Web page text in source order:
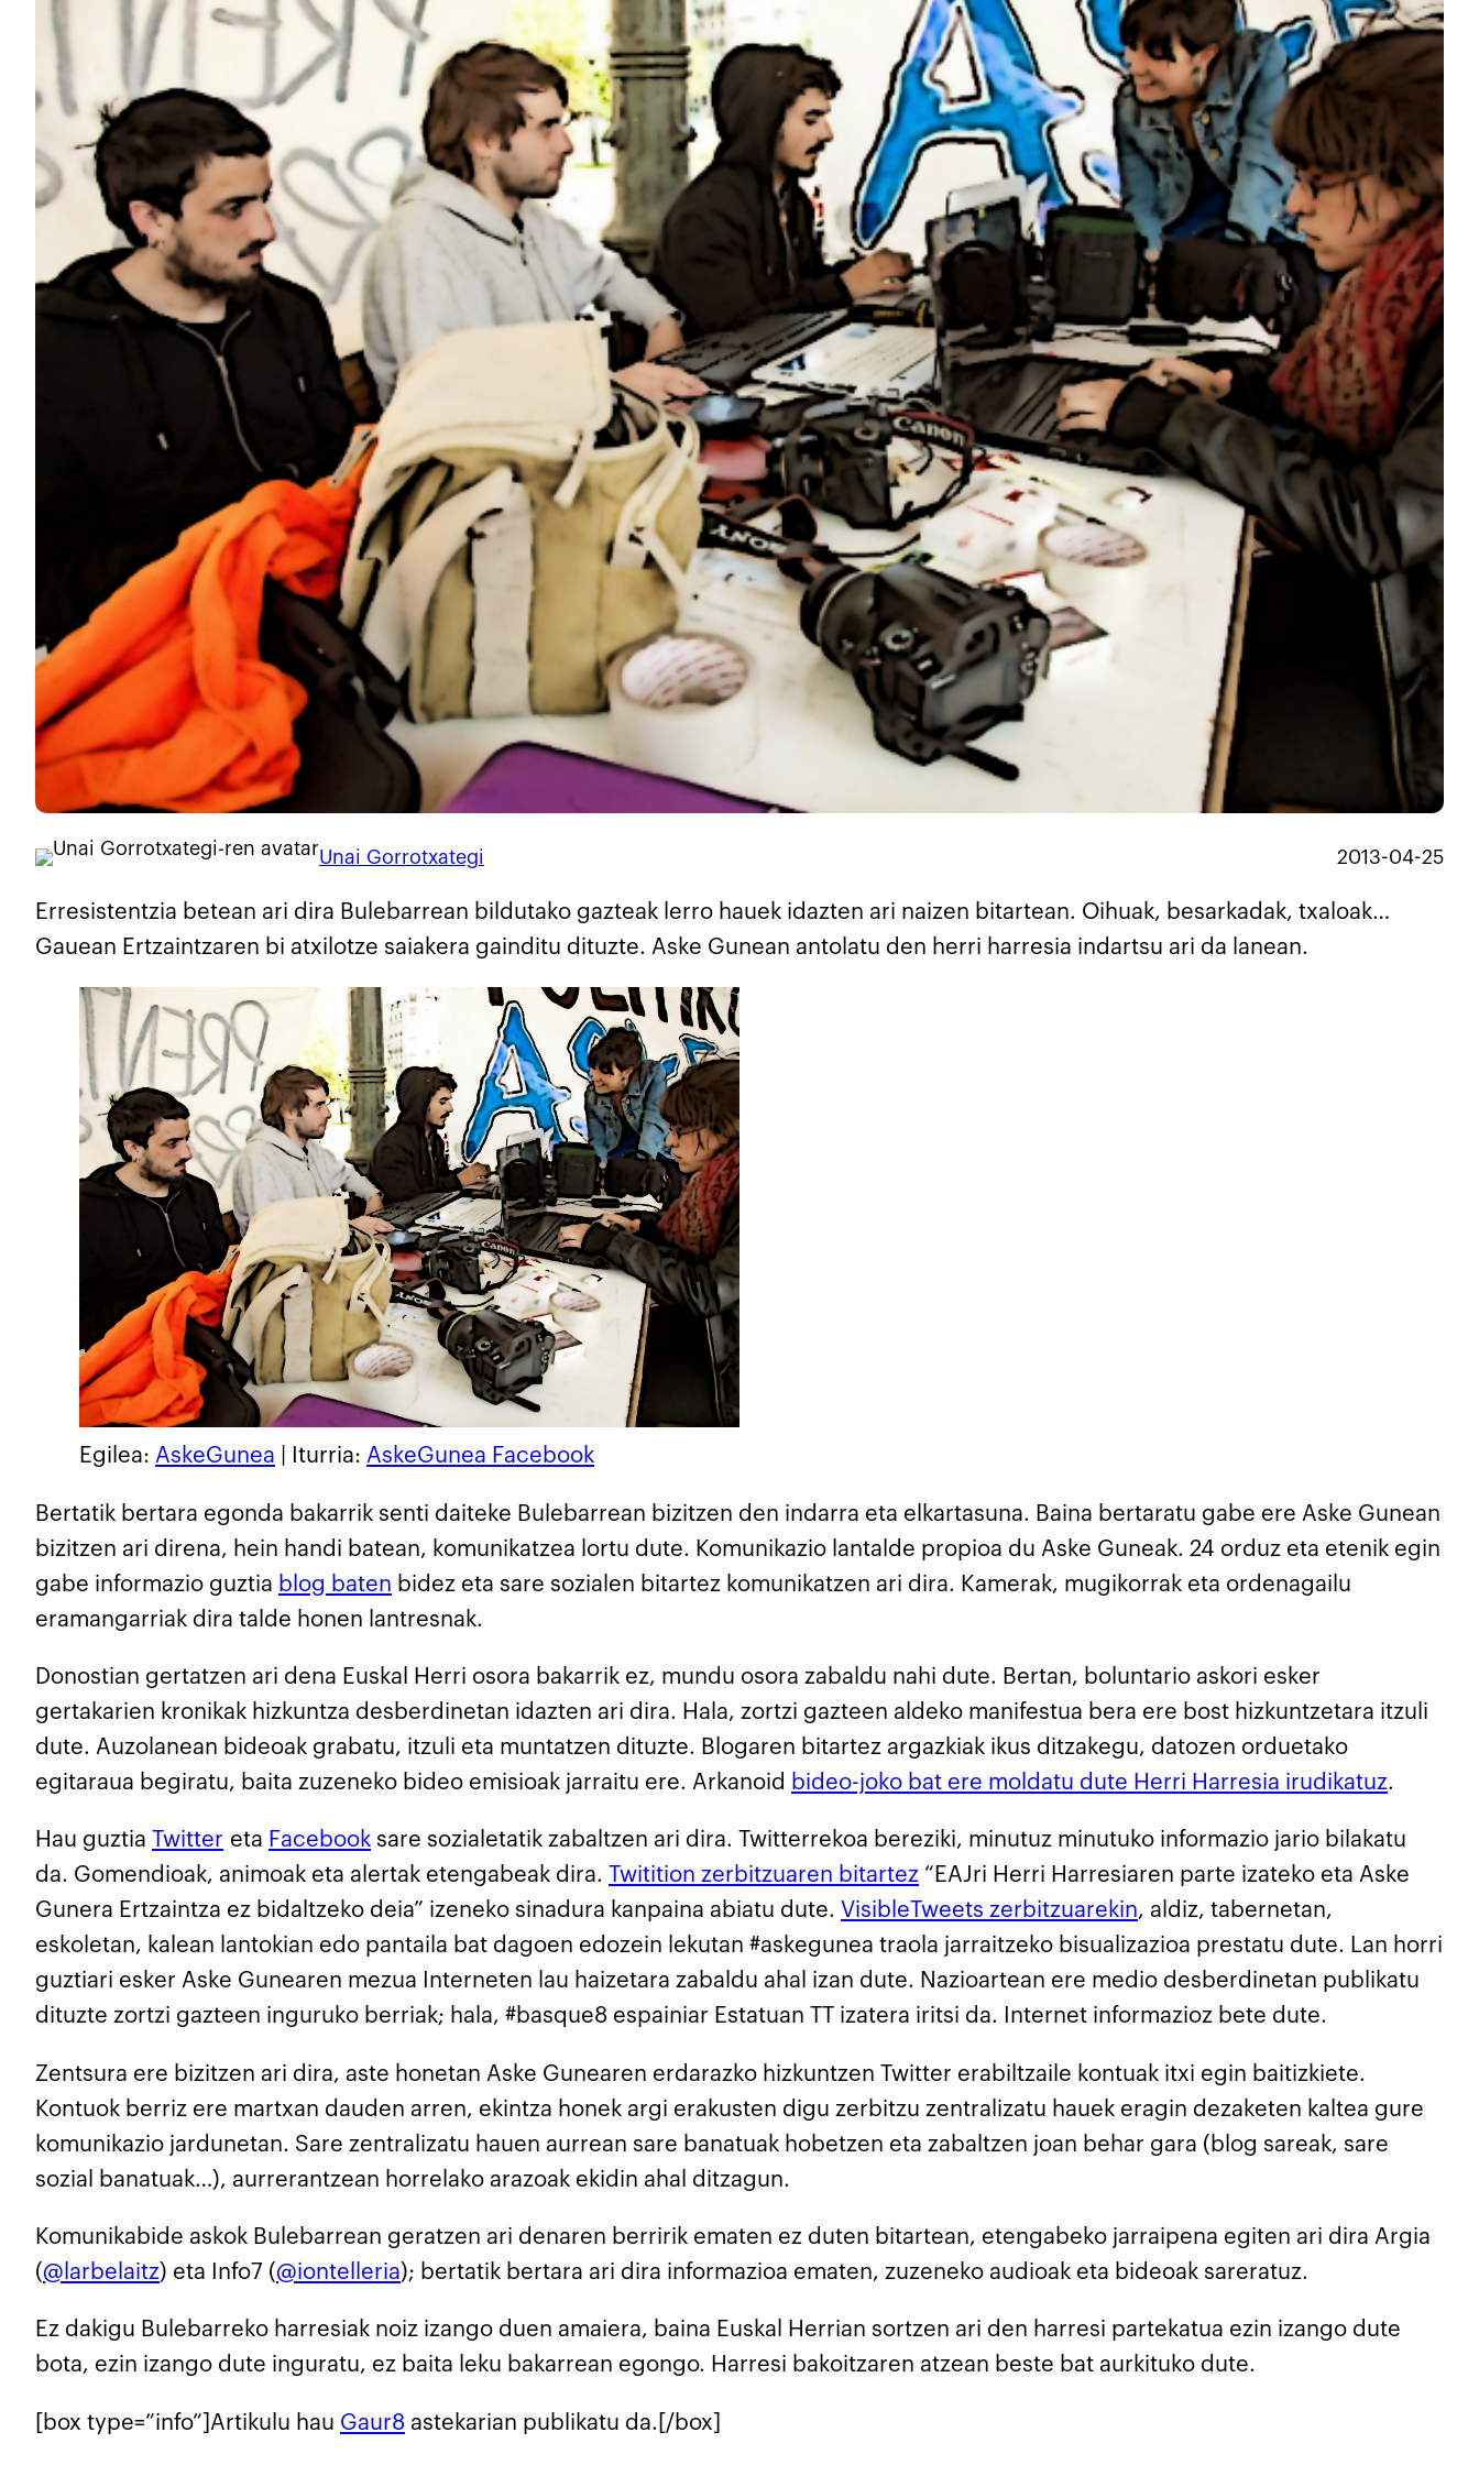
Unai Gorrotxategi 2013-04-25
Erresistentzia betean ari dira Bulebarrean bildutako gazteak lerro hauek idazten ari naizen bitartean. Oihuak, besarkadak, txaloak…
Gauean Ertzaintzaren bi atxilotze saiakera gainditu dituzte. Aske Gunean antolatu den herri harresia indartsu ari da lanean.
Egilea: AskeGunea | Iturria: AskeGunea Facebook
Bertatik bertara egonda bakarrik senti daiteke Bulebarrean bizitzen den indarra eta elkartasuna. Baina bertaratu gabe ere Aske Gunean
bizitzen ari direna, hein handi batean, komunikatzea lortu dute. Komunikazio lantalde propioa du Aske Guneak. 24 orduz eta etenik egin
gabe informazio guztia blog baten bidez eta sare sozialen bitartez komunikatzen ari dira. Kamerak, mugikorrak eta ordenagailu
eramangarriak dira talde honen lantresnak.
Donostian gertatzen ari dena Euskal Herri osora bakarrik ez, mundu osora zabaldu nahi dute. Bertan, boluntario askori esker
gertakarien kronikak hizkuntza desberdinetan idazten ari dira. Hala, zortzi gazteen aldeko manifestua bera ere bost hizkuntzetara itzuli
dute. Auzolanean bideoak grabatu, itzuli eta muntatzen dituzte. Blogaren bitartez argazkiak ikus ditzakegu, datozen orduetako
egitaraua begiratu, baita zuzeneko bideo emisioak jarraitu ere. Arkanoid bideo-joko bat ere moldatu dute Herri Harresia irudikatuz.
Hau guztia Twitter eta Facebook sare sozialetatik zabaltzen ari dira. Twitterrekoa bereziki, minutuz minutuko informazio jario bilakatu
da. Gomendioak, animoak eta alertak etengabeak dira. Twitition zerbitzuaren bitartez “EAJri Herri Harresiaren parte izateko eta Aske
Gunera Ertzaintza ez bidaltzeko deia” izeneko sinadura kanpaina abiatu dute. VisibleTweets zerbitzuarekin, aldiz, tabernetan,
eskoletan, kalean lantokian edo pantaila bat dagoen edozein lekutan #askegunea traola jarraitzeko bisualizazioa prestatu dute. Lan horri
guztiari esker Aske Gunearen mezua Interneten lau haizetara zabaldu ahal izan dute. Nazioartean ere medio desberdinetan publikatu
dituzte zortzi gazteen inguruko berriak; hala, #basque8 espainiar Estatuan TT izatera iritsi da. Internet informazioz bete dute.
Zentsura ere bizitzen ari dira, aste honetan Aske Gunearen erdarazko hizkuntzen Twitter erabiltzaile kontuak itxi egin baitizkiete.
Kontuok berriz ere martxan dauden arren, ekintza honek argi erakusten digu zerbitzu zentralizatu hauek eragin dezaketen kaltea gure
komunikazio jardunetan. Sare zentralizatu hauen aurrean sare banatuak hobetzen eta zabaltzen joan behar gara (blog sareak, sare
sozial banatuak…), aurrerantzean horrelako arazoak ekidin ahal ditzagun.
Komunikabide askok Bulebarrean geratzen ari denaren berririk ematen ez duten bitartean, etengabeko jarraipena egiten ari dira Argia
(@larbelaitz) eta Info7 (@iontelleria); bertatik bertara ari dira informazioa ematen, zuzeneko audioak eta bideoak sareratuz.
Ez dakigu Bulebarreko harresiak noiz izango duen amaiera, baina Euskal Herrian sortzen ari den harresi partekatua ezin izango dute
bota, ezin izango dute inguratu, ez baita leku bakarrean egongo. Harresi bakoitzaren atzean beste bat aurkituko dute.
[box type=”info”]Artikulu hau Gaur8 astekarian publikatu da.[/box]